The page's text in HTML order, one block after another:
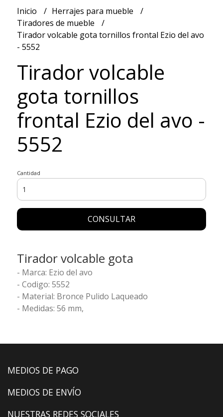
Inicio
Herrajes para mueble
Tiradores de mueble
Tirador volcable gota tornillos frontal Ezio del avo
- 5552
Tirador volcable
gota tornillos
frontal Ezio del avo -
5552
Cantidad
CONSULTAR
Tirador volcable gota
- Marca: Ezio del avo
- Codigo: 5552
- Material: Bronce Pulido Laqueado
- Medidas: 56 mm,
MEDIOS DE PAGO
MEDIOS DE ENVÍO
NUESTRAS REDES SOCIALES